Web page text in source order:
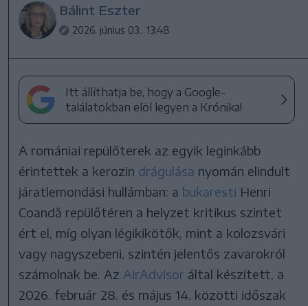
Bálint Eszter
2026. június 03., 13:48
Itt állíthatja be, hogy a Google-
találatokban elöl legyen a Krónika!
A romániai repülőterek az egyik leginkább
érintettek a kerozin drágulása nyomán elindult
járatlemondási hullámban: a bukaresti Henri
Coandă repülőtéren a helyzet kritikus szintet
ért el, míg olyan légikikötők, mint a kolozsvári
vagy nagyszebeni, szintén jelentős zavarokról
számolnak be. Az AirAdvisor által készített, a
2026. február 28. és május 14. közötti időszak